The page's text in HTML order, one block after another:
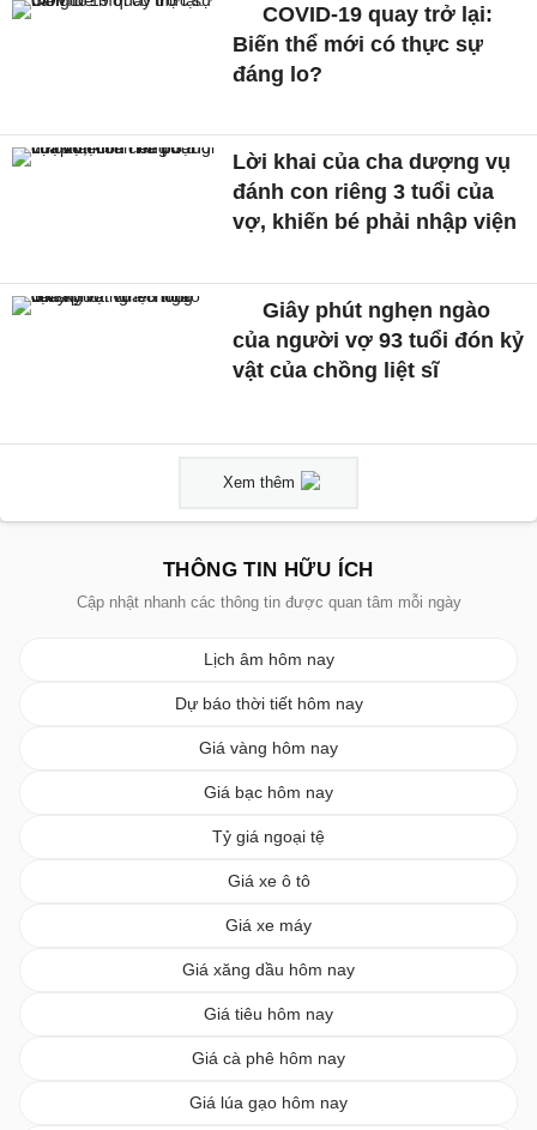
COVID-19 quay trở lại:
Biến thể mới có thực sự
đáng lo?
Lời khai của cha dượng vụ
đánh con riêng 3 tuổi của
vợ, khiến bé phải nhập viện
Giây phút nghẹn ngào
của người vợ 93 tuổi đón kỷ
vật của chồng liệt sĩ
Xem thêm
THÔNG TIN HỮU ÍCH
Cập nhật nhanh các thông tin được quan tâm mỗi ngày
Lịch âm hôm nay
Dự báo thời tiết hôm nay
Giá vàng hôm nay
Giá bạc hôm nay
Tỷ giá ngoại tệ
Giá xe ô tô
Giá xe máy
Giá xăng dầu hôm nay
Giá tiêu hôm nay
Giá cà phê hôm nay
Giá lúa gạo hôm nay